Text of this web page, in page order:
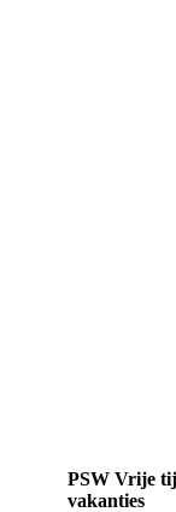
PSW Vrije
vakanties